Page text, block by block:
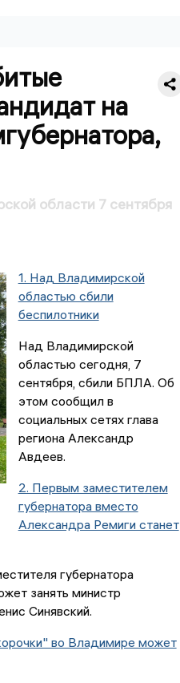
на
области 7 сентября
1. Над Владимирской
областью сбили
беспилотники
Над Владимирской
областью сегодня, 7
сентября, сбили БПЛА. Об
этом сообщил в
социальных сетях глава
региона Александр
Авдеев.
2. Первым заместителем
губернатора вместо
Александра Ремиги станет
губернатора
занять министр
Синявский.
во Владимире может